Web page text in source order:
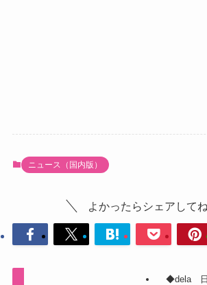
ニュース（国内版）
よかったらシェアしてね
◆dela 日